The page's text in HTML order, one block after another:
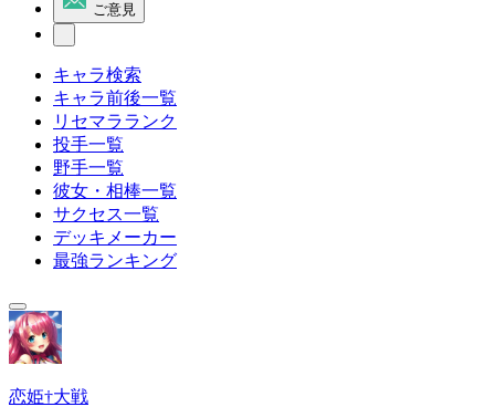
ご意見
キャラ検索
キャラ前後一覧
リセマラランク
投手一覧
野手一覧
彼女・相棒一覧
サクセス一覧
デッキメーカー
最強ランキング
恋姫†大戦